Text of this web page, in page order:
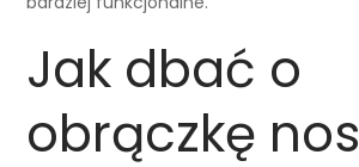
Jak dbać o
obrączkę